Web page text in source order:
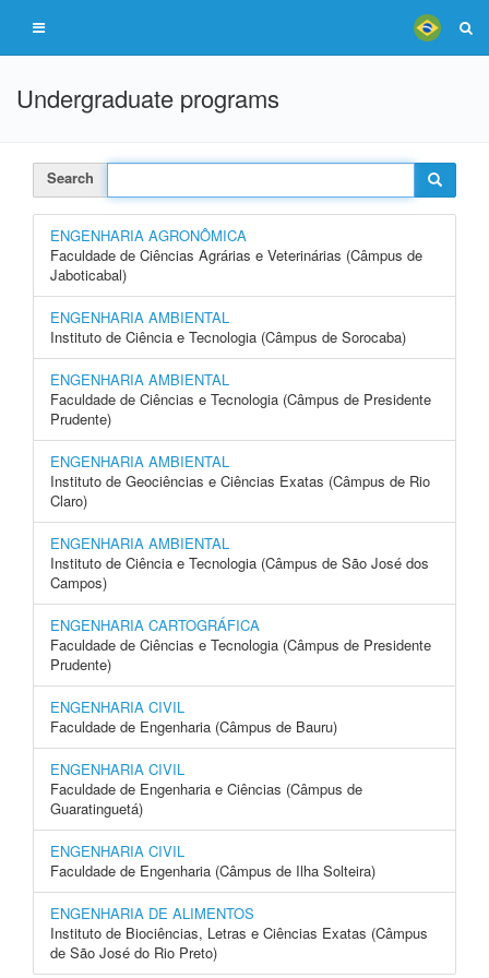
Undergraduate programs
Search
ENGENHARIA AGRONÔMICA
Faculdade de Ciências Agrárias e Veterinárias (Câmpus de
Jaboticabal)
ENGENHARIA AMBIENTAL
Instituto de Ciência e Tecnologia (Câmpus de Sorocaba)
ENGENHARIA AMBIENTAL
Faculdade de Ciências e Tecnologia (Câmpus de Presidente
Prudente)
ENGENHARIA AMBIENTAL
Instituto de Geociências e Ciências Exatas (Câmpus de Rio
Claro)
ENGENHARIA AMBIENTAL
Instituto de Ciência e Tecnologia (Câmpus de São José dos
Campos)
ENGENHARIA CARTOGRÁFICA
Faculdade de Ciências e Tecnologia (Câmpus de Presidente
Prudente)
ENGENHARIA CIVIL
Faculdade de Engenharia (Câmpus de Bauru)
ENGENHARIA CIVIL
Faculdade de Engenharia e Ciências (Câmpus de
Guaratinguetá)
ENGENHARIA CIVIL
Faculdade de Engenharia (Câmpus de Ilha Solteira)
ENGENHARIA DE ALIMENTOS
Instituto de Biociências, Letras e Ciências Exatas (Câmpus
de São José do Rio Preto)